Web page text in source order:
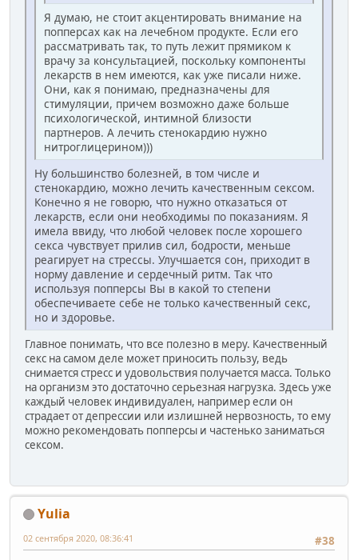
Я думаю, не стоит акцентировать внимание на
попперсах как на лечебном продукте. Если его
рассматривать так, то путь лежит прямиком к
врачу за консультацией, поскольку компоненты
лекарств в нем имеются, как уже писали ниже.
Они, как я понимаю, предназначены для
стимуляции, причем возможно даже больше
психологической, интимной близости
партнеров. А лечить стенокардию нужно
нитроглицерином)))
Ну большинство болезней, в том числе и
стенокардию, можно лечить качественным сексом.
Конечно я не говорю, что нужно отказаться от
лекарств, если они необходимы по показаниям. Я
имела ввиду, что любой человек после хорошего
секса чувствует прилив сил, бодрости, меньше
реагирует на стрессы. Улучшается сон, приходит в
норму давление и сердечный ритм. Так что
используя попперсы Вы в какой то степени
обеспечиваете себе не только качественный секс,
но и здоровье.
Главное понимать, что все полезно в меру. Качественный
секс на самом деле может приносить пользу, ведь
снимается стресс и удовольствия получается масса. Только
на организм это достаточно серьезная нагрузка. Здесь уже
каждый человек индивидуален, например если он
страдает от депрессии или излишней нервозность, то ему
можно рекомендовать попперсы и частенько заниматься
сексом.
Yulia
#38
02 сентября 2020, 08:36:41